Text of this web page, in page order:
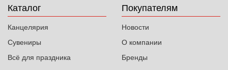
Каталог
Канцелярия
Сувениры
Всё для праздника
Покупателям
Новости
О компании
Бренды